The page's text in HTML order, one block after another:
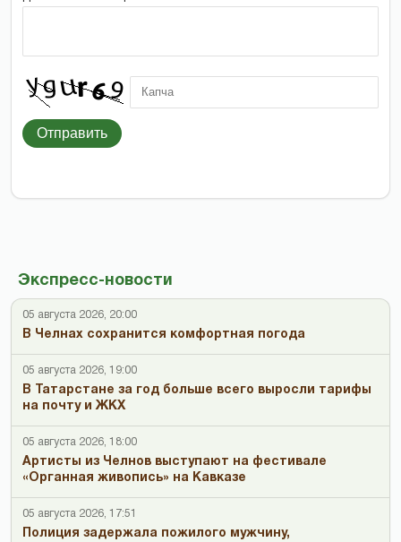
Экспресс-новости
05 августа 2026, 20:00
В Челнах сохранится комфортная погода
05 августа 2026, 19:00
В Татарстане за год больше всего выросли тарифы
на почту и ЖКХ
05 августа 2026, 18:00
Артисты из Челнов выступают на фестивале
«Органная живопись» на Кавказе
05 августа 2026, 17:51
Полиция задержала пожилого мужчину,
Отправить